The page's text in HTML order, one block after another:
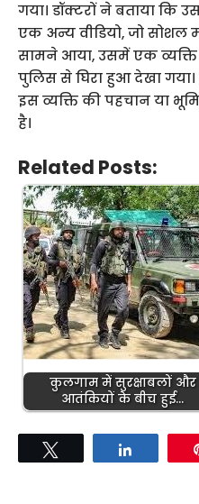
गया। डॉक्टरों ने बताया कि
एक अन्य वीडियो, जो सोशल
सामने आया, उसमें एक
पुलिस से घिरा हुआ देखा
इस व्यक्ति की पहचान या
है।
Related Posts:
कुलगाम में सुरक्षाबलों और
आतंकियों के बीच हुई…